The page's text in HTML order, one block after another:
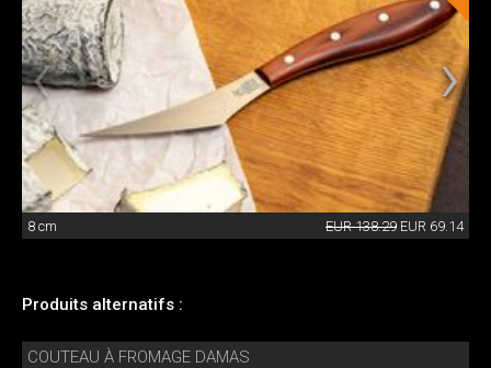
8 cm EUR 138.29 EUR 69.14
Produits alternatifs :
COUTEAU À FROMAGE DAMAS